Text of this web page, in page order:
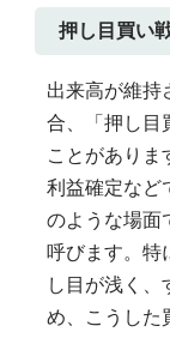
押し目買い
出来高が維持
合、「押し目
ことがありま
利益確定など
のような場面
呼びます。特
し目が浅く、
め、こうした